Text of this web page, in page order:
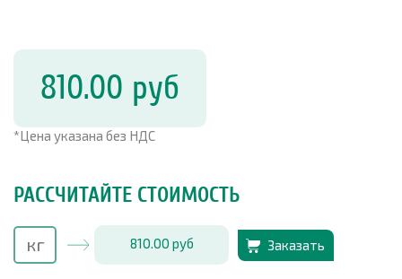
810.00 руб
*Цена указана без НДС
РАССЧИТАЙТЕ СТОИМОСТЬ
810.00 руб Заказать